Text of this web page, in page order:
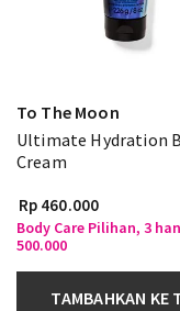
To The Moon
Ultimate Hydration
Cream
Rp 460.000
Body Care Pilihan, 3
500.000
TAMBAHKAN KE